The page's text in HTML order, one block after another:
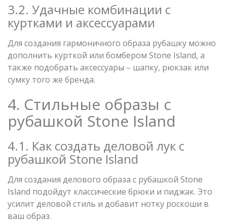
3.2. Удачные комбинации с
куртками и аксессуарами
Для создания гармоничного образа рубашку можно
дополнить курткой или бомбером Stone Island, а
также подобрать аксессуары – шапку, рюкзак или
сумку того же бренда.
4. Стильные образы с
рубашкой Stone Island
4.1. Как создать деловой лук с
рубашкой Stone Island
Для создания делового образа с рубашкой Stone
Island подойдут классические брюки и пиджак. Это
усилит деловой стиль и добавит нотку роскоши в
ваш образ.